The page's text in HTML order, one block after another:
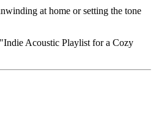
at home or setting the tone
Acoustic Playlist for a Cozy